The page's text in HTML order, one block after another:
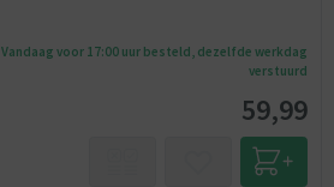
Vandaag voor 17:00 uur besteld, dezelfde werkdag
verstuurd
59,99